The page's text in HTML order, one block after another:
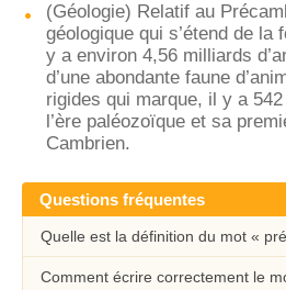
(Géologie) Relatif au
géologique qui s’étend de la
y a environ 4,56 milliards
d’une abondante faune
rigides qui marque, il y a 542
l’ère paléozoïque et sa
Cambrien.
Questions fréquentes
Quelle est la définition du mot «
Comment écrire correctement le